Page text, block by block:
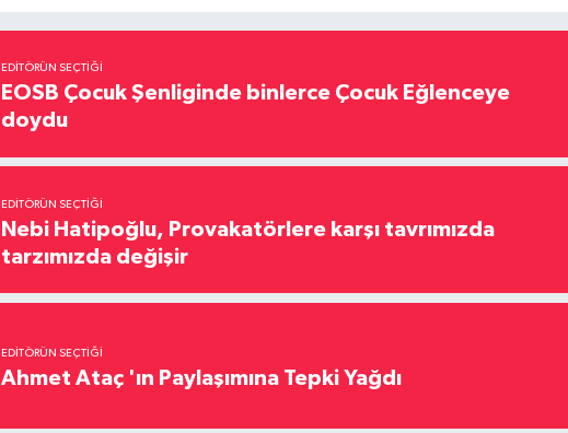
EDITÖRÜN SEÇTIĞI
EOSB Çocuk Şenliginde binlerce Çocuk Eğlenceye
doydu
EDITÖRÜN SEÇTIĞI
Nebi Hatipoğlu, Provakatörlere karşı tavrımızda
tarzımızda değişir
EDITÖRÜN SEÇTIĞI
Ahmet Ataç 'ın Paylaşımına Tepki Yağdı